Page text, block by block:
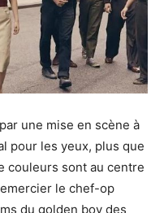
une mise en scène à
pour les yeux, plus que
couleurs sont au centre
le chef-op
du golden boy des